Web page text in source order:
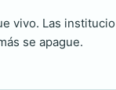
vivo. Las
se apague.